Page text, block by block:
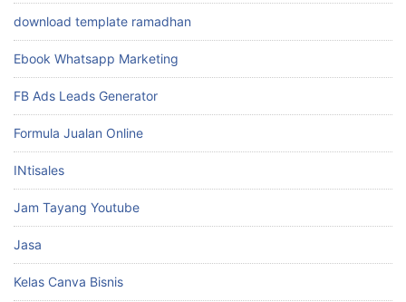
download template ramadhan
Ebook Whatsapp Marketing
FB Ads Leads Generator
Formula Jualan Online
INtisales
Jam Tayang Youtube
Jasa
Kelas Canva Bisnis